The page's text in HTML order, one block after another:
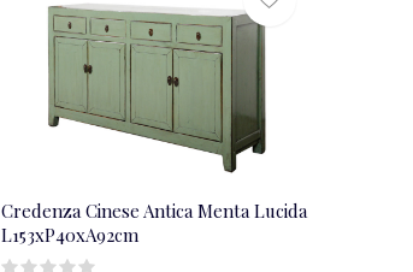
Credenza Cinese Antica Menta Lucida
L153xP40xA92cm